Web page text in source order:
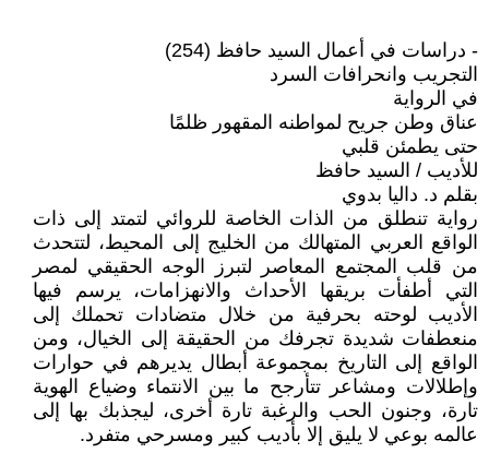
- دراسات في أعمال السيد حافظ (254)
التجريب وانحرافات السرد
في الرواية
عناق وطن جريح لمواطنه المقهور ظلمًا
حتى يطمئن قلبي
للأديب / السيد حافظ
بقلم د. داليا بدوي
رواية تنطلق من الذات الخاصة للروائي لتمتد إلى ذات
الواقع العربي المتهالك من الخليج إلى المحيط، لتتحدث
من قلب المجتمع المعاصر لتبرز الوجه الحقيقي لمصر
التي أطفأت بريقها الأحداث والانهزامات، يرسم فيها
الأديب لوحته بحرفية من خلال متضادات تحملك إلى
منعطفات شديدة تجرفك من الحقيقة إلى الخيال، ومن
الواقع إلى التاريخ بمجموعة أبطال يديرهم في حوارات
وإطلالات ومشاعر تتأرجح ما بين الانتماء وضياع الهوية
تارة، وجنون الحب والرغبة تارة أخرى، ليجذبك بها إلى
عالمه بوعي لا يليق إلا بأديب كبير ومسرحي متفرد.